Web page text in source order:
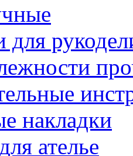
для
накладки
ателье